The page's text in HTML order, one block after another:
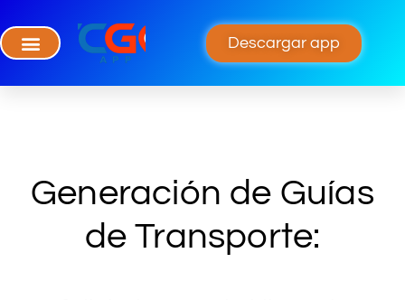
Descargar app
Generación de Guías
de Transporte: